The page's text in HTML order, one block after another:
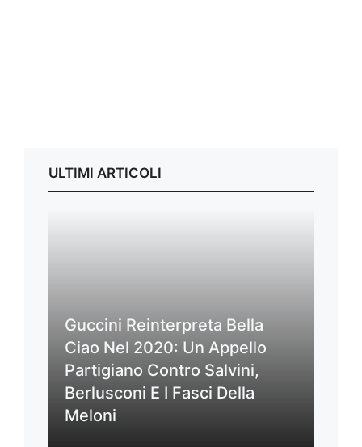
ULTIMI ARTICOLI
Guccini Reinterpreta Bella
Ciao Nel 2020: Un Appello
Partigiano Contro Salvini,
Berlusconi E I Fasci Della
Meloni